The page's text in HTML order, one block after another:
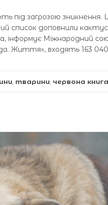
під загрозою зникнення.
список доповнили кактус
інформує Міжнародний
Життя», входять 163
тварини червона книга